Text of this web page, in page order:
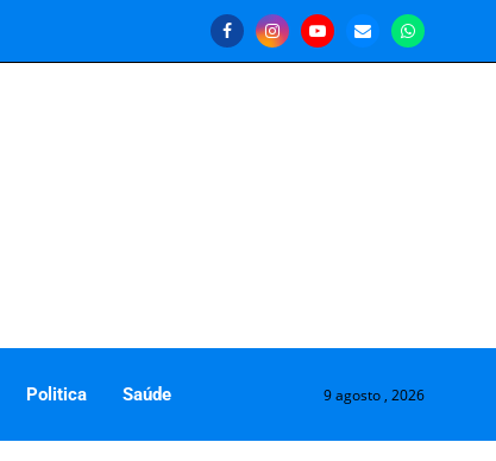
Politica Saúde 9 agosto , 2026